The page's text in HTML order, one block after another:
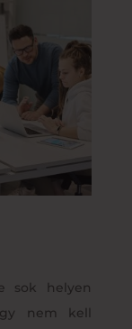
sok helyen
nem kell